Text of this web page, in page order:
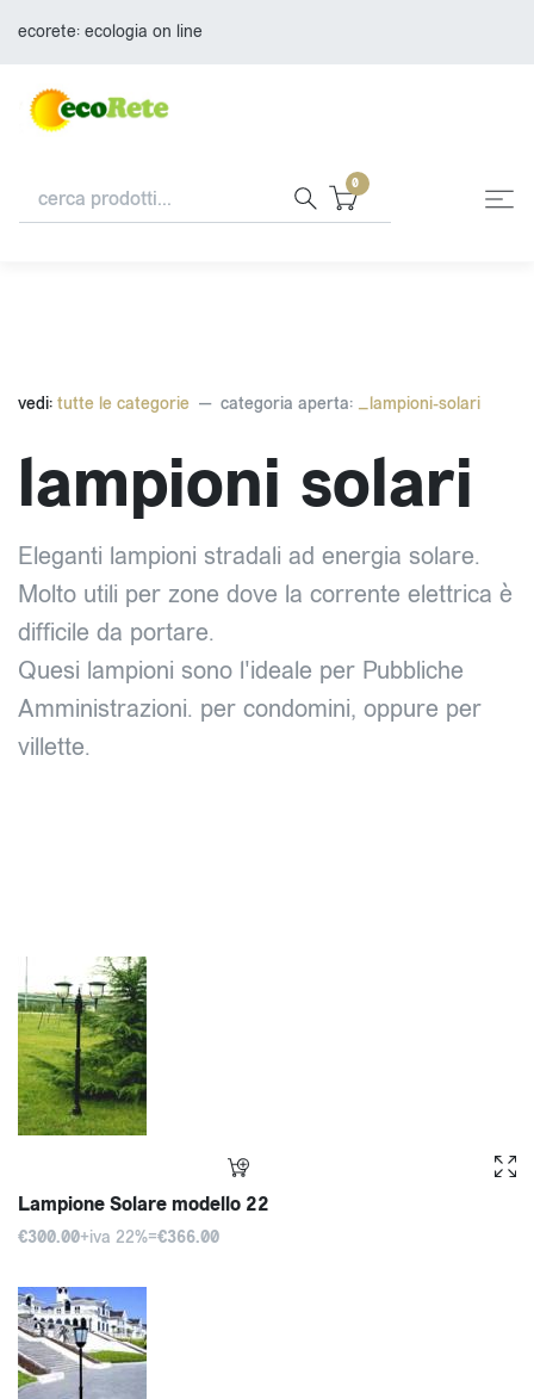
ecorete: ecologia on line
0
vedi: tutte le categorie categoria aperta: _lampioni-solari
lampioni solari
Eleganti lampioni stradali ad energia solare.
Molto utili per zone dove la corrente elettrica è
difficile da portare.
Quesi lampioni sono l'ideale per Pubbliche
Amministrazioni. per condomini, oppure per
villette.
Lampione Solare modello 22
€300.00+iva 22%=€366.00